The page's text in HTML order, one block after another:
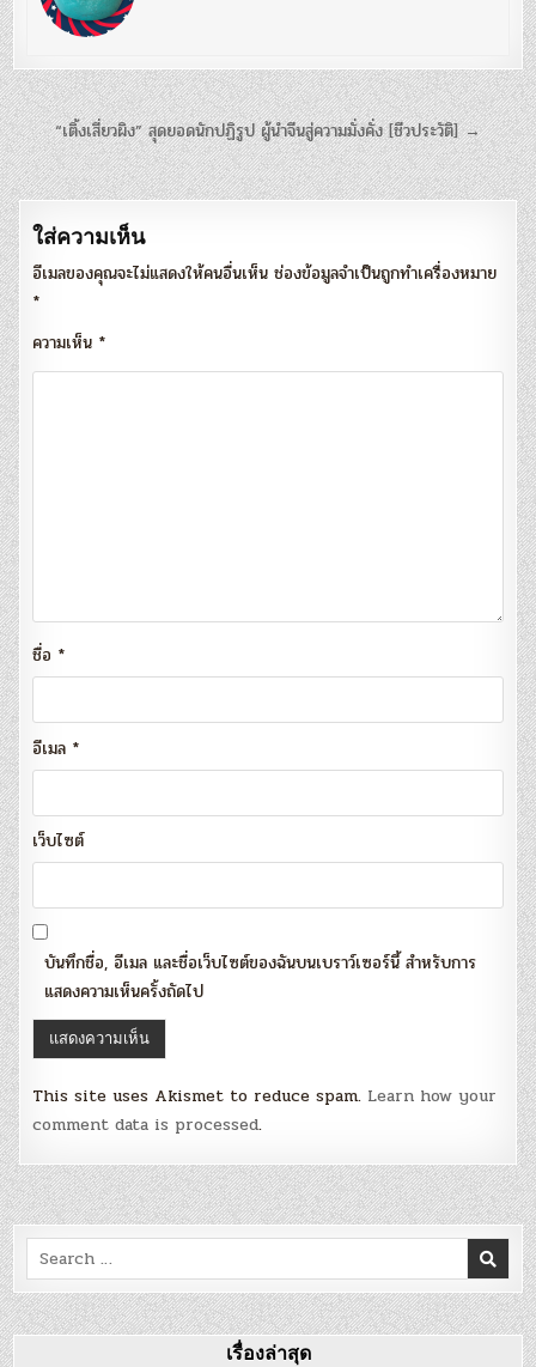
แนะแนว
เรื่อง
“เติ้งเสี่ยวผิง” สุดยอดนักปฏิรูป ผู้นำจีนสู่ความมั่งคั่ง [ชีวประวัติ] →
ใส่ความเห็น
อีเมลของคุณจะไม่แสดงให้คนอื่นเห็น ช่องข้อมูลจำเป็นถูกทำเครื่องหมาย
*
ความเห็น *
ชื่อ *
อีเมล *
เว็บไซต์
บันทึกชื่อ, อีเมล และชื่อเว็บไซต์ของฉันบนเบราว์เซอร์นี้ สำหรับการ
แสดงความเห็นครั้งถัดไป
This site uses Akismet to reduce spam. Learn how your
comment data is processed.
Search
for:
เรื่องล่าสุด